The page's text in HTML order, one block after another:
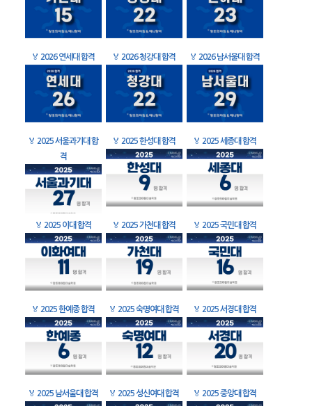
🏅 2026 연세대 합격 🏅 2026 청강대 합격 🏅 2026 남서울대 합격
🏅 2025 서울과기대 합
격
🏅 2025 한성대 합격 🏅 2025 세종대 합격
🏅 2025 이대 합격 🏅 2025 가천대 합격 🏅 2025 국민대 합격
🏅 2025 한예종 합격 🏅 2025 숙명여대 합격 🏅 2025 서경대 합격
🏅 2025 남서울대 합격 🏅 2025 성신여대 합격 🏅 2025 중앙대 합격